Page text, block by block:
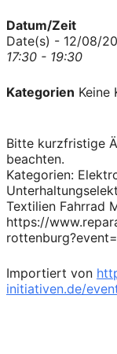
Datum/Zeit
Date(s) - 12/08/
17:30 - 19:30
Kategorien Keine
Bitte kurzfristige
beachten.
Kategorien:
Textilien Fahrrad
https://
Importiert von
initiativen.de/